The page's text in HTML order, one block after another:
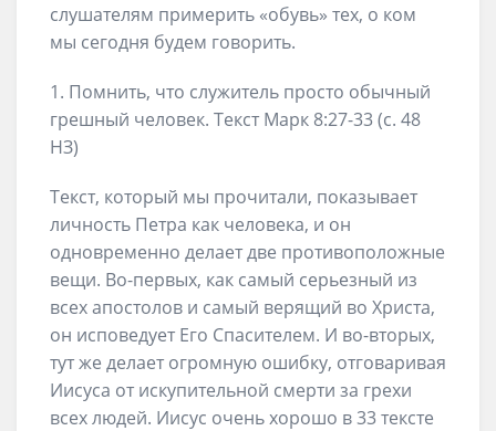
слушателям примерить «обувь» тех, о ком
мы сегодня будем говорить.
1. Помнить, что служитель просто обычный
грешный человек. Текст Марк 8:27-33 (с. 48
НЗ)
Текст, который мы прочитали, показывает
личность Петра как человека, и он
одновременно делает две противоположные
вещи. Во-первых, как самый серьезный из
всех апостолов и самый верящий во Христа,
он исповедует Его Спасителем. И во-вторых,
тут же делает огромную ошибку, отговаривая
Иисуса от искупительной смерти за грехи
всех людей. Иисус очень хорошо в 33 тексте